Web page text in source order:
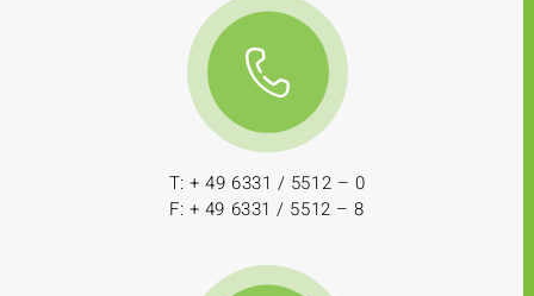
T: + 49 6331 / 5512 – 0
F: + 49 6331 / 5512 – 8